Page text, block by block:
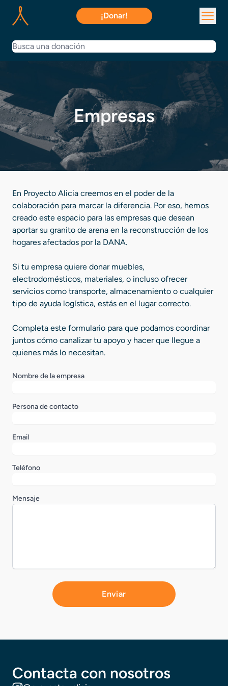
¡Donar!
Empresas
En Proyecto Alicia creemos en el poder de la
colaboración para marcar la diferencia. Por eso, hemos
creado este espacio para las empresas que desean
aportar su granito de arena en la reconstrucción de los
hogares afectados por la DANA.
Si tu empresa quiere donar muebles,
electrodomésticos, materiales, o incluso ofrecer
servicios como transporte, almacenamiento o cualquier
tipo de ayuda logística, estás en el lugar correcto.
Completa este formulario para que podamos coordinar
juntos cómo canalizar tu apoyo y hacer que llegue a
quienes más lo necesitan.
Nombre de la empresa
Persona de contacto
Email
Teléfono
Mensaje
Enviar
Contacta con nosotros